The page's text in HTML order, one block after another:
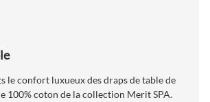
le confort luxueux des draps de table de
100% coton de la collection Merit SPA.